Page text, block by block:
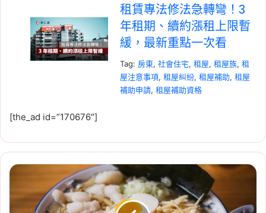
租賃專法修法急轉彎！3
年租期、續約漲租上限暫
緩，最新重點一次看
Tag: 房東,社會住宅,租屋,租屋族,租
屋注意事項,租屋糾紛,租屋補助,租屋
補助申請,租屋補助資格
增 838 戶社宅，「金城安
居」預計 2029 年完工
Tag:新竹 新竹市 新竹縣,社會住宅
社會住宅進度,竹科
2026-06-29
[the_ad id=”170676″]
台